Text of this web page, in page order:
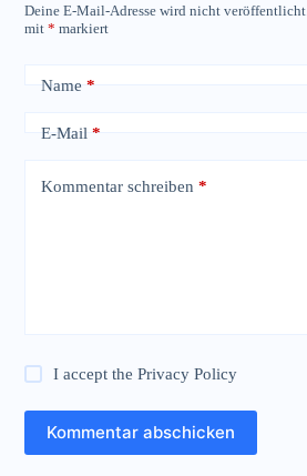
Deine E-Mail-Adresse wird nicht veröffentlicht.
mit* markiert
Name *
E-Mail *
Kommentar schreiben *
I accept the Privacy Policy
Kommentar abschicken